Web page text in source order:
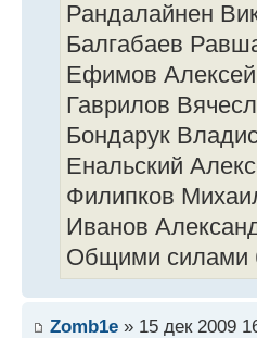
Рандалайнен
Балгабаев
Ефимов Алексей
Гаврилов
Бондарук
Енальский
Филипков
Иванов
Общими силами
Zomb1e » 15 дек 2009